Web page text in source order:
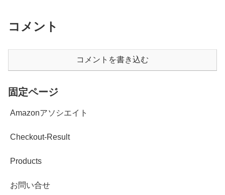
コメント
コメントを書き込む
固定ページ
Amazonアソシエイト
Checkout-Result
Products
お問い合せ